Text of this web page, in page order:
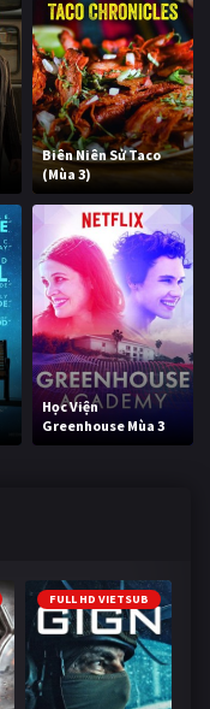
Biên Niên Sử Taco
(Mùa 3)
Học Viện
Greenhouse Mùa 3
FULL HD VIETSUB